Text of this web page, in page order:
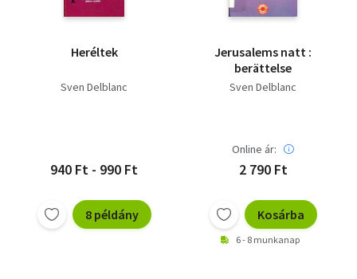
Heréltek
Sven Delblanc
940 Ft - 990 Ft
8 példány
Jerusalems natt :
berättelse
Sven Delblanc
Online ár:
2 790 Ft
Kosárba
6 - 8 munkanap